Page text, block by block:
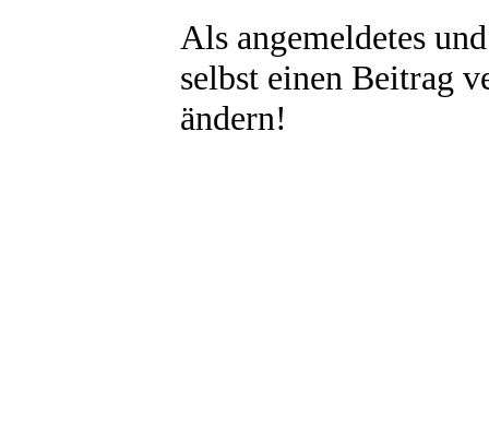
Als angemeldetes
selbst einen Beitrag
ändern!